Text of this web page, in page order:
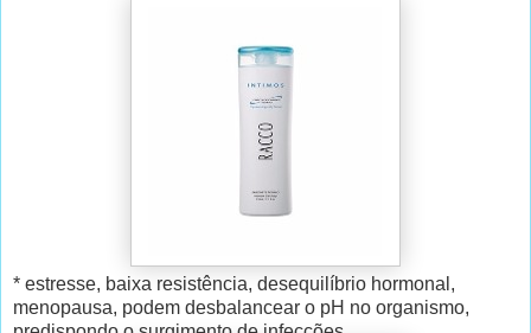
* estresse, baixa resistência, desequilíbrio hormonal,
menopausa, podem desbalancear o pH no organismo,